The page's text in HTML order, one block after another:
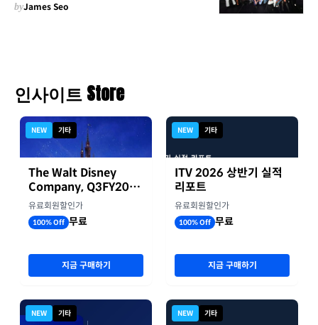
byJames Seo
인사이트 Store
NEW 기타
The Walt Disney
Company, Q3FY2026
실적자료
유료회원할인가
100% Off 무료
지금 구매하기
NEW 기타
NEW 기타
ITV 2026 상반기 실적
리포트
유료회원할인가
100% Off 무료
지금 구매하기
NEW 기타